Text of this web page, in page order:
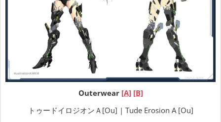
Outerwear [A] [B]
トゥードイロジオンＡ[Ou] | Tude Erosion A [Ou]